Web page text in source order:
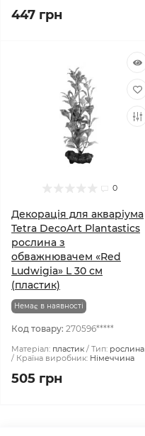
447 грн
0
Декорація для акваріума
Tetra DecoArt Plantastics
рослина з
обважнювачем «Red
Ludwigia» L 30 см
(пластик)
Немає в наявності
Код товару: 270596*****
Матеріал: пластик Тип: рослина
Країна виробник: Німеччина
505 грн